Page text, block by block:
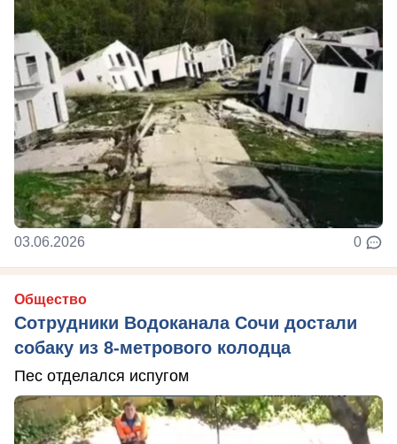
03.06.2026 0
Общество
Сотрудники Водоканала Сочи достали
собаку из 8-метрового колодца
Пес отделался испугом